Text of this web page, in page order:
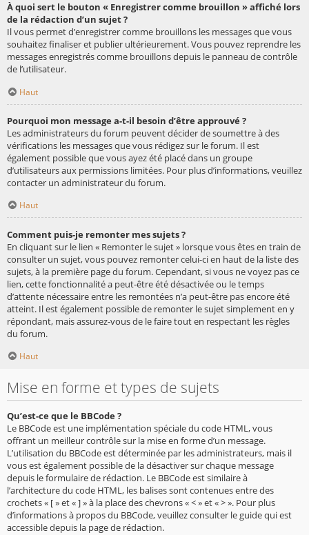
À quoi sert le bouton « Enregistrer comme brouillon » affiché lors
de la rédaction d’un sujet ?
Il vous permet d’enregistrer comme brouillons les messages que vous
souhaitez finaliser et publier ultérieurement. Vous pouvez reprendre les
messages enregistrés comme brouillons depuis le panneau de contrôle
de l’utilisateur.
Haut
Pourquoi mon message a-t-il besoin d’être approuvé ?
Les administrateurs du forum peuvent décider de soumettre à des
vérifications les messages que vous rédigez sur le forum. Il est
également possible que vous ayez été placé dans un groupe
d’utilisateurs aux permissions limitées. Pour plus d’informations, veuillez
contacter un administrateur du forum.
Haut
Comment puis-je remonter mes sujets ?
En cliquant sur le lien « Remonter le sujet » lorsque vous êtes en train de
consulter un sujet, vous pouvez remonter celui-ci en haut de la liste des
sujets, à la première page du forum. Cependant, si vous ne voyez pas ce
lien, cette fonctionnalité a peut-être été désactivée ou le temps
d’attente nécessaire entre les remontées n’a peut-être pas encore été
atteint. Il est également possible de remonter le sujet simplement en y
répondant, mais assurez-vous de le faire tout en respectant les règles
du forum.
Haut
Mise en forme et types de sujets
Qu’est-ce que le BBCode ?
Le BBCode est une implémentation spéciale du code HTML, vous
offrant un meilleur contrôle sur la mise en forme d’un message.
L’utilisation du BBCode est déterminée par les administrateurs, mais il
vous est également possible de la désactiver sur chaque message
depuis le formulaire de rédaction. Le BBCode est similaire à
l’architecture du code HTML, les balises sont contenues entre des
crochets « [ » et « ] » à la place des chevrons « < » et « > ». Pour plus
d’informations à propos du BBCode, veuillez consulter le guide qui est
accessible depuis la page de rédaction.